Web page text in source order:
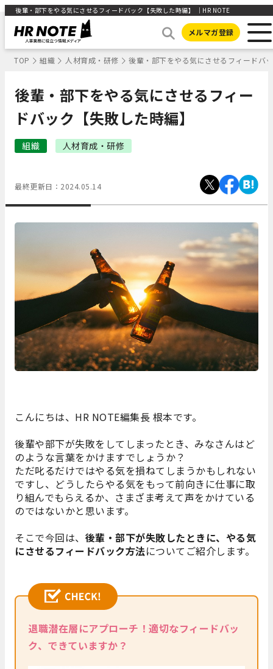
後輩・部下をやる気にさせるフィードバック【失敗した時編】 ｜HR NOTE
メルマガ登録
TOP 組織 人材育成・研修 後輩・部下をやる気にさせるフィードバ
後輩・部下をやる気にさせるフィー
ドバック【失敗した時編】
組織 人材育成・研修
最終更新日： 2024.05.14
こんにちは、HR NOTE編集長 根本です。
後輩や部下が失敗をしてしまったとき、みなさんはど
のような言葉をかけますでしょうか？
ただ叱るだけではやる気を損ねてしまうかもしれない
ですし、どうしたらやる気をもって前向きに仕事に取
り組んでもらえるか、さまざま考えて声をかけている
のではないかと思います。
そこで今回は、 後輩・部下が失敗したときに、やる気
にさせるフィードバック方法についてご紹介します。
退職潜在層にアプローチ！適切なフィードバッ
ク、できていますか？